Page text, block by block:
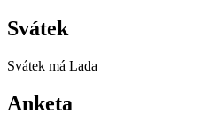
Svátek
Svátek má Lada
Anketa